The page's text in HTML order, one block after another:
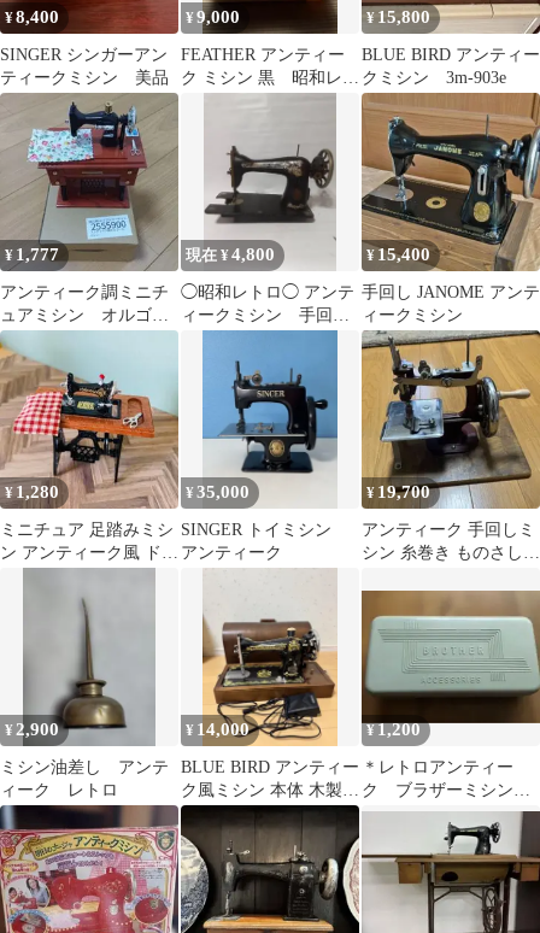
¥8,400
SINGER シンガーアン
ティークミシン 美品
¥9,000
FEATHER アンティー
ク ミシン 黒 昭和レト
¥ 15,800
BLUE BIRD アンティー
クミシン 3m-903e
¥ 1,777
アンティーク調ミニチ
ュアミシン オルゴー
ル
現在 ¥4,800
◯昭和レトロ◯ アンテ
ィークミシン 手回し
¥ 15,400
手回し JANOME アンテ
ィークミシン
¥ 1,280
ミニチュア 足踏みミシ
ン アンティーク風 ドー
¥35,000
SINGER トイミシン
アンティーク
¥ 19,700
アンティーク 手回しミ
シン 糸巻き ものさし
¥ 2,900
ミシン油差し アンテ
ィーク レトロ
¥ 14,000
BLUE BIRD アンティー
ク風ミシン 本体 木製ケ
ース フットコントロー
ラー
¥1,200
＊レトロアンティー
ク ブラザーミシン小
物入れ